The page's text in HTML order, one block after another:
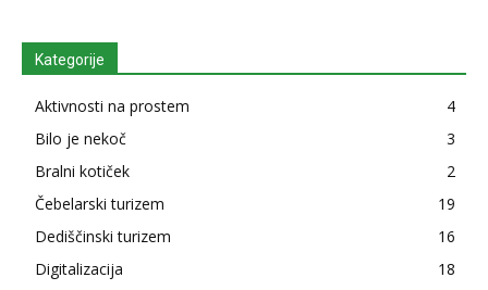
Kategorije
Aktivnosti na prostem
4
Bilo je nekoč
3
Bralni kotiček
2
Čebelarski turizem
19
Dediščinski turizem
16
Digitalizacija
18